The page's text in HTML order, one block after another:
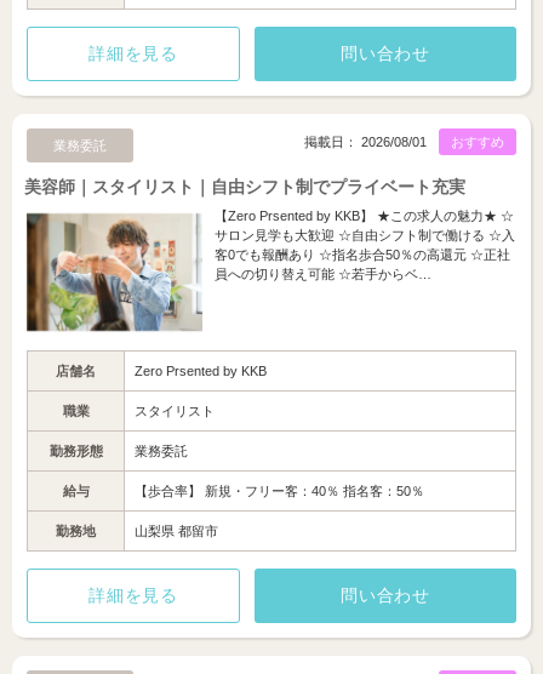
詳細を見る 問い合わせ
業務委託 おすすめ
掲載日： 2026/08/01
美容師｜スタイリスト｜自由シフト制でプライベート充実
【Zero Prsented by KKB】 ★この求人の魅力★ ☆
サロン見学も大歓迎 ☆自由シフト制で働ける ☆入
客0でも報酬あり ☆指名歩合50％の高還元 ☆正社
員への切り替え可能 ☆若手からベ…
店舗名 Zero Prsented by KKB
職業 スタイリスト
勤務形態 業務委託
給与 【歩合率】 新規・フリー客：40％ 指名客：50％
勤務地 山梨県 都留市
詳細を見る 問い合わせ